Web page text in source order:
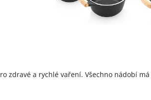
zdravé a rychlé vaření. Všechno nádobí má